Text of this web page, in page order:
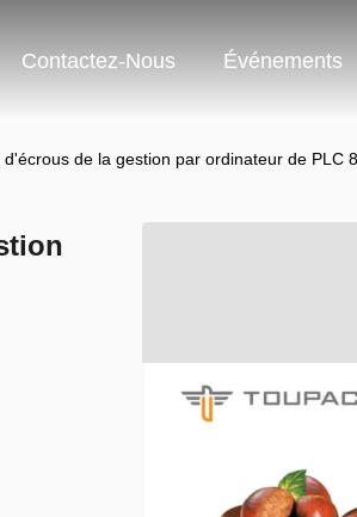
Contactez-Nous Événements
de la gestion par ordinateur de PLC